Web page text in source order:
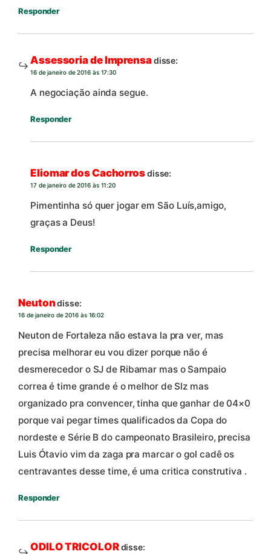
Responder
Assessoria de Imprensadisse:
16 de janeiro de 2016 às 17:30
A negociação ainda segue.
Responder
Eliomar dos Cachorrosdisse:
17 de janeiro de 2016 às 11:20
Pimentinha só quer jogar em São Luís,amigo,
graças a Deus!
Responder
Neutondisse:
16 de janeiro de 2016 às 16:02
Neuton de Fortaleza não estava la pra ver, mas
precisa melhorar eu vou dizer porque não é
desmerecedor o SJ de Ribamar mas o Sampaio
correa é time grande é o melhor de Slz mas
organizado pra convencer, tinha que ganhar de 04×0
porque vai pegar times qualificados da Copa do
nordeste e Série B do campeonato Brasileiro, precisa
Luis Ótavio vim da zaga pra marcar o gol cadê os
centravantes desse time, é uma critica construtiva .
Responder
ODILO TRICOLORdisse: